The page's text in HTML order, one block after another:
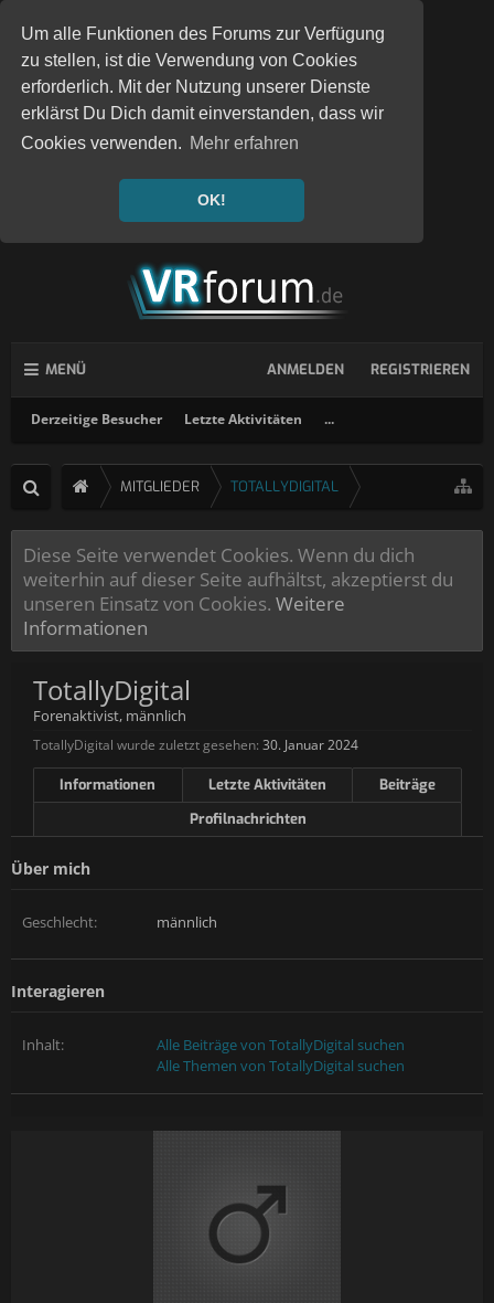
Um alle Funktionen des Forums zur Verfügung
zu stellen, ist die Verwendung von Cookies
erforderlich. Mit der Nutzung unserer Dienste
erklärst Du Dich damit einverstanden, dass wir
Cookies verwenden. Mehr erfahren
OK!
MENÜ
Derzeitige Besucher Letzte Aktivitäten ...
ANMELDEN REGISTRIEREN
MITGLIEDER TOTALLYDIGITAL
Diese Seite verwendet Cookies. Wenn du dich
weiterhin auf dieser Seite aufhältst, akzeptierst du
unseren Einsatz von Cookies. Weitere
Informationen
TotallyDigital
Forenaktivist, männlich
TotallyDigital wurde zuletzt gesehen: 30. Januar 2024
Informationen Letzte Aktivitäten
Beiträge
Profilnachrichten
Über mich
Geschlecht: männlich
Interagieren
Inhalt:
Alle Beiträge von TotallyDigital suchen
Alle Themen von TotallyDigital suchen